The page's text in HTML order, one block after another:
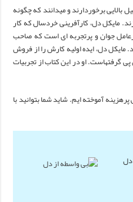
برخوردارند و میدانند که چگونه
مایکل دل، کارآفرینی خردسال که کار
جوان و پرتجربه ای است که صاحب
دل، ایده اولیه کارش را از فروش
گرفتهاست. او در این کتاب از تجربیات
آموخته ایم. شاید شما بتوانید با
دل